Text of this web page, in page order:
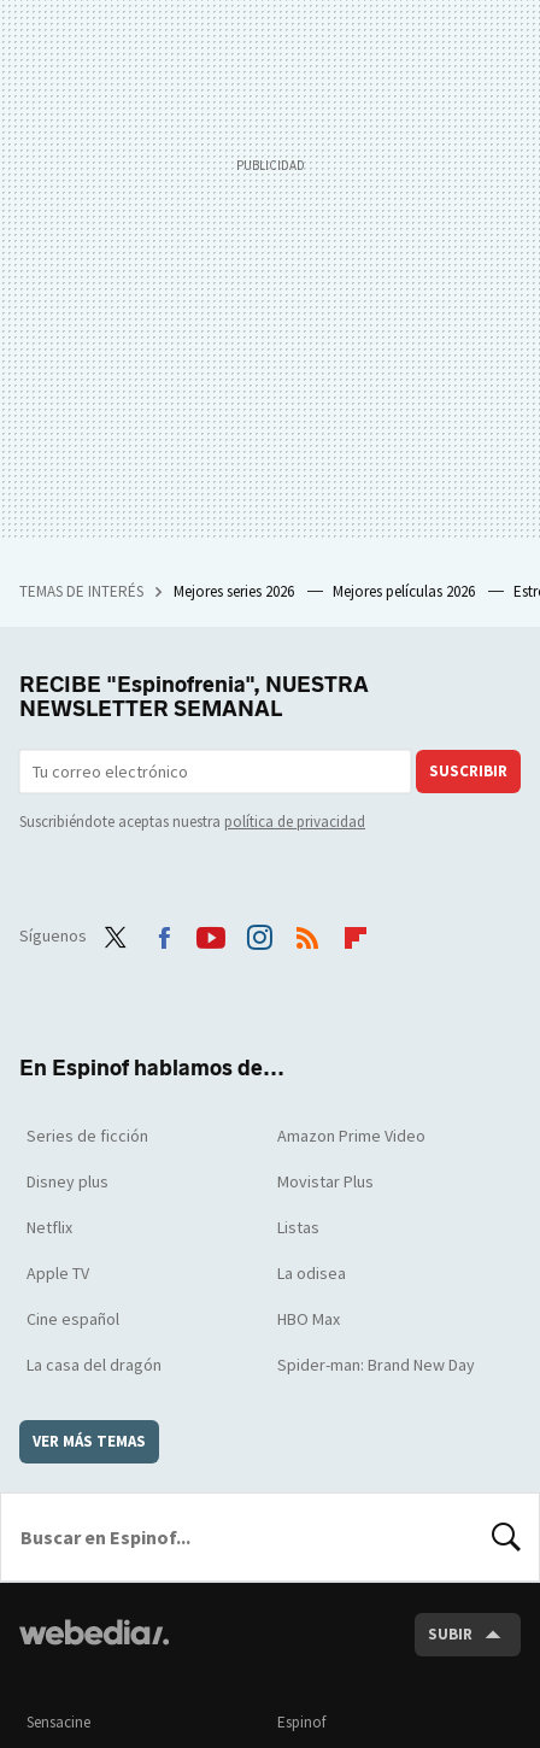
TEMAS DE INTERÉS Mejores series 2026 Mejores películas 2026
RECIBE "Espinofrenia", NUESTRA
NEWSLETTER SEMANAL
SUSCRIBIR
Suscribiéndote aceptas nuestra política de privacidad
Síguenos
En Espinof hablamos de...
Series de ficción Amazon Prime Video
Disney plus Movistar Plus
Netflix Listas
Apple TV La odisea
Cine español HBO Max
La casa del dragón Spider-man: Brand New Day
VER MÁS TEMAS
SUBIR
Sensacine Espinof